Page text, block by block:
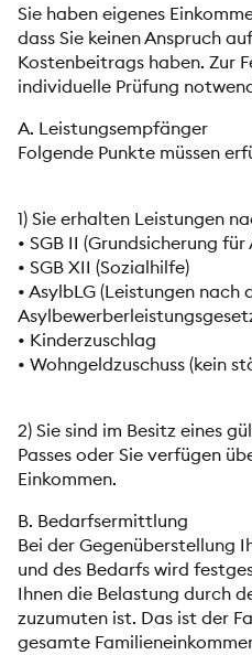
Sie haben eigenes
dass Sie keinen Anspruch
Kostenbeitrags haben. Zur
individuelle Prüfung
A. Leistungsempfänger
Folgende Punkte müssen
1) Sie erhalten Leistungen
• SGB II (Grundsicherung
• SGB XII (Sozialhilfe)
• AsylbLG (Leistungen nach
• Kinderzuschlag
• Wohngeldzuschuss (kein
2) Sie sind im Besitz eines
Passes oder Sie verfügen
Einkommen.
B. Bedarfsermittlung
Bei der Gegenüberstellung
und des Bedarfs wird
Ihnen die Belastung durch
zuzumuten ist. Das ist der
gesamte